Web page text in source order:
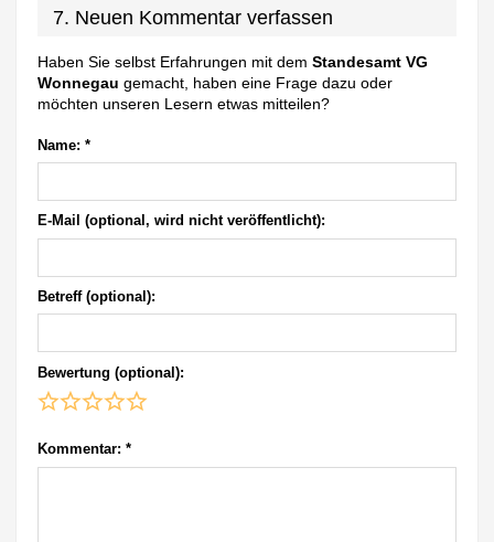
7. Neuen Kommentar verfassen
Haben Sie selbst Erfahrungen mit demStandesamt VG
Wonnegau gemacht, haben eine Frage dazu oder
möchten unseren Lesern etwas mitteilen?
Name: *
E-Mail (optional, wird nicht veröffentlicht):
Betreff (optional):
Bewertung (optional):
Kommentar: *